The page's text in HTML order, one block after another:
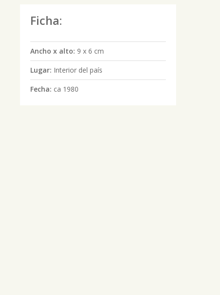
Ficha:
Ancho x alto: 9 x 6 cm
Lugar: Interior del país
Fecha: ca 1980